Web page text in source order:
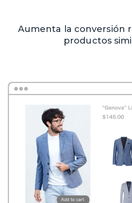
Aumenta la conversión
productos